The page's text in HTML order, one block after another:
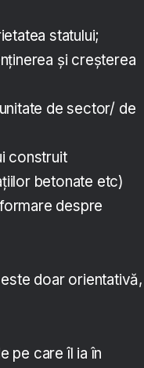
statului;
și creșterea
de sector/ de
construit
betonate etc)
despre
doar orientativă,
pe care îl ia în